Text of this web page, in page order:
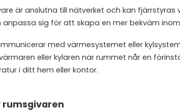
är anslutna till nätverket och kan
anpassa sig för att skapa en mer bekväm
med värmesystemet eller
eller kylaren när rummet når en
i ditt hem eller kontor.
rumsgivaren